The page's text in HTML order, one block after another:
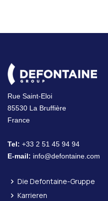
Rue Saint-Eloi
85530 La Bruffière
France
Tel: +33 2 51 45 94 94
E-mail: info@defontaine.com
Die Defontaine-Gruppe
Karrieren